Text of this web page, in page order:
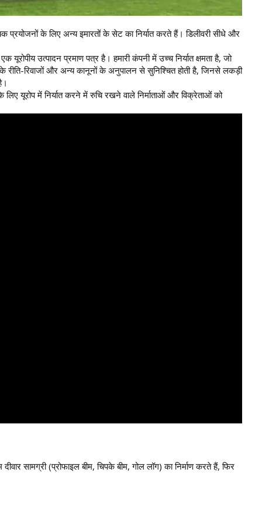
प्रयोजनों के लिए अन्य इमारतों के सेट का निर्यात करते हैं। डिलीवरी सीधे और
उत्पादन प्रमाण पत्र है। हमारी कंपनी में उच्च निर्यात क्षमता है, जो
के रीति-रिवाजों और अन्य कानूनों के अनुपालन से सुनिश्चित होती है, जिनसे लकड़ी
यूरोप में निर्यात करने में रुचि रखने वाले निर्माताओं और विक्रेताओं को
सामग्री (प्रोफाइल बीम, चिपके बीम, गोल लॉग) का निर्माण करते हैं, फिर